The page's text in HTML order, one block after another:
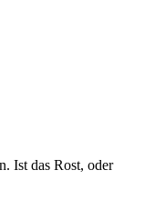
Ist das Rost, oder